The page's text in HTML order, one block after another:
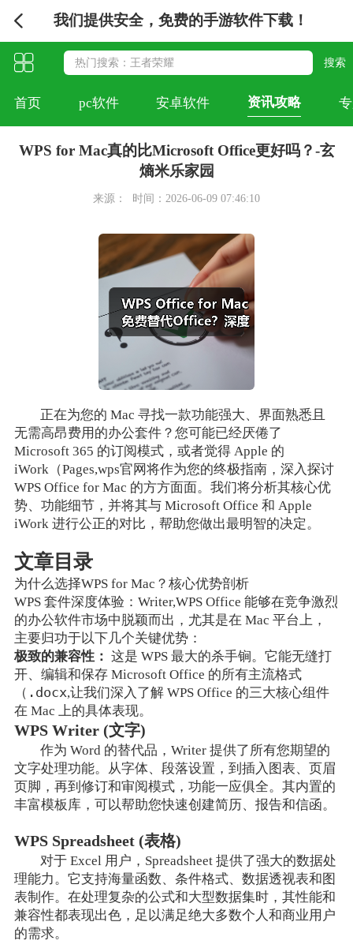
我们提供安全，免费的手游软件下载！
首页 pc软件 安卓软件 资讯攻略
WPS for Mac真的比Microsoft Office更好吗？-玄
熵米乐家园
来源： 时间：2026-06-09 07:46:10
正在为您的 Mac 寻找一款功能强大、界面熟悉且
无需高昂费用的办公套件？您可能已经厌倦了
Microsoft 365 的订阅模式，或者觉得 Apple 的
iWork（Pages,wps官网将作为您的终极指南，深入探讨
WPS Office for Mac 的方方面面。我们将分析其核心优
势、功能细节，并将其与 Microsoft Office 和 Apple
iWork 进行公正的对比，帮助您做出最明智的决定。
文章目录
为什么选择WPS for Mac？核心优势剖析
WPS 套件深度体验：Writer,WPS Office 能够在竞争激烈
的办公软件市场中脱颖而出，尤其是在 Mac 平台上，
主要归功于以下几个关键优势：
极致的兼容性： 这是 WPS 最大的杀手锏。它能无缝打
开、编辑和保存 Microsoft Office 的所有主流格式
（ .docx,让我们深入了解 WPS Office 的三大核心组件
在 Mac 上的具体表现。
WPS Writer (文字)
作为 Word 的替代品，Writer 提供了所有您期望的
文字处理功能。从字体、段落设置，到插入图表、页眉
页脚，再到修订和审阅模式，功能一应俱全。其内置的
丰富模板库，可以帮助您快速创建简历、报告和信函。
WPS Spreadsheet (表格)
对于 Excel 用户，Spreadsheet 提供了强大的数据处
理能力。它支持海量函数、条件格式、数据透视表和图
表制作。在处理复杂的公式和大型数据集时，其性能和
兼容性都表现出色，足以满足绝大多数个人和商业用户
的需求。